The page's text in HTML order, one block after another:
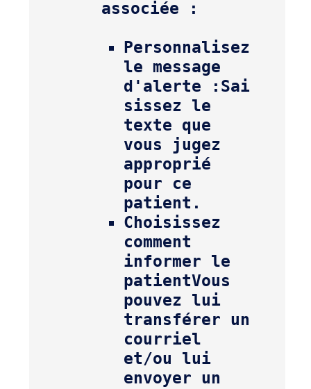
Personnalisez
le message
d'alerte : Sai
sissez le
texte que
vous jugez
approprié
pour ce
Choisissez
comment
informer le
patientVous
pouvez lui
transférer un
courriel
et/ou lui
envoyer un